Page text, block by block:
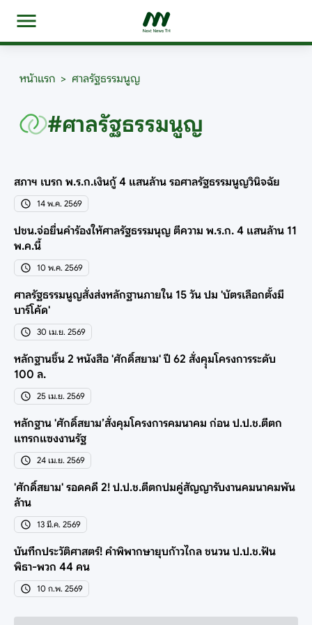
หน้าแรก > ศาลรัฐธรรมนูญ
#ศาลรัฐธรรมนูญ
สภาฯ เบรก พ.ร.ก.เงินกู้ 4 แสนล้าน รอศาลรัฐธรรมนูญวินิจฉัย
14 พ.ค. 2569
ปชน.จ่อยื่นคำร้องให้ศาลรัฐธรรมนุญ ตีความ พ.ร.ก. 4 แสนล้าน 11
พ.ค.นี้
10 พ.ค. 2569
ศาลรัฐธรรมนูญสั่งส่งหลักฐานภายใน 15 วัน ปม 'บัตรเลือกตั้งมี
บาร์โค้ด'
30 เม.ย. 2569
หลักฐานชิ้น 2 หนังสือ 'ศักดิ์สยาม' ปี 62 สั่งคุุมโครงการระดับ
100 ล.
25 เม.ย. 2569
หลักฐาน 'ศักดิ์สยาม’สั่งคุมโครงการคมนาคม ก่อน ป.ป.ช.ตีตก
แทรกแซงงานรัฐ
24 เม.ย. 2569
'ศักดิ์สยาม' รอดคดี 2! ป.ป.ช.ตีตกปมคู่สัญญารับงานคมนาคมพัน
ล้าน
13 มี.ค. 2569
บันทึกประวัติศาสตร์! คำพิพากษายุบก้าวไกล ชนวน ป.ป.ช.ฟัน
พิธา-พวก 44 คน
10 ก.พ. 2569